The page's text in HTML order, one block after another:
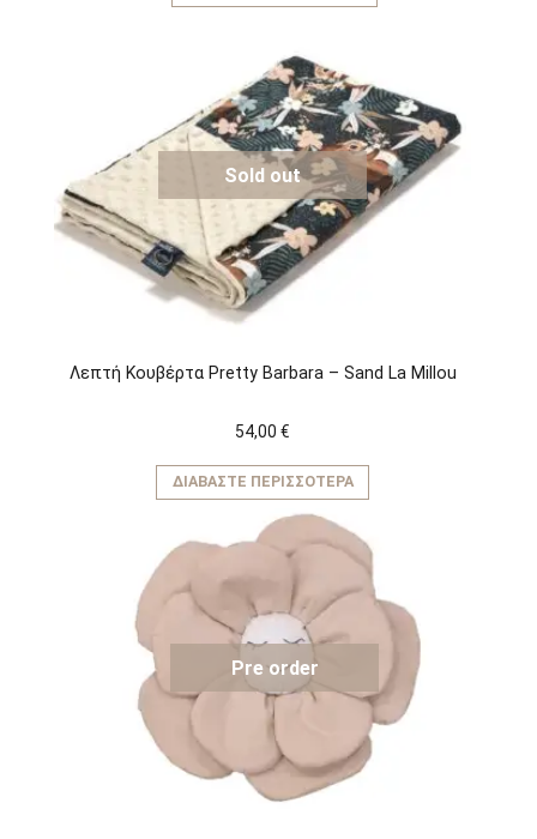
Sold out
Λεπτή Κουβέρτα Pretty Barbara – Sand La Millou
54,00 €
ΔΙΑΒΆΣΤΕ ΠΕΡΙΣΣΌΤΕΡΑ
Pre order